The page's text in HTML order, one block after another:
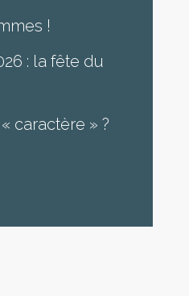
!
: la fête du
caractère » ?